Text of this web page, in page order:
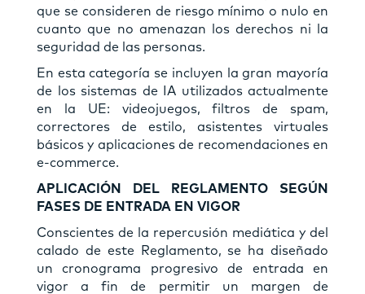
que se consideren de riesgo mínimo o nulo en
cuanto que no amenazan los derechos ni la
seguridad de las personas.
En esta categoría se incluyen la gran mayoría
de los sistemas de IA utilizados actualmente
en la UE: videojuegos, filtros de spam,
correctores de estilo, asistentes virtuales
básicos y aplicaciones de recomendaciones en
e-commerce.
APLICACIÓN DEL REGLAMENTO SEGÚN
FASES DE ENTRADA EN VIGOR
Conscientes de la repercusión mediática y del
calado de este Reglamento, se ha diseñado
un cronograma progresivo de entrada en
vigor a fin de permitir un margen de